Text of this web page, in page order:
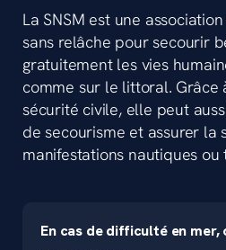
La SNSM est une
sans relâche pour secourir
gratuitement les vies
comme sur le littoral. Grâce
sécurité civile, elle peut
de secourisme et assurer la
manifestations nautiques ou
En cas de difficulté en mer,